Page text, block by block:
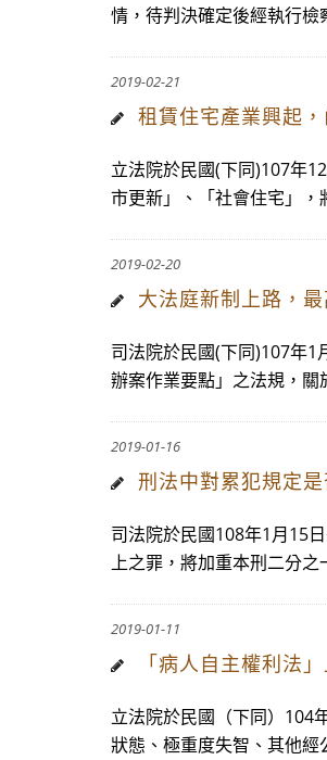
情，待判決確定後經執行檢
2019-02-21
租賃住宅產業興起
立法院於民國(下同)107年
市更新」、「社會住宅」，
2019-02-20
大法庭新制上路，
司法院於民國(下同)107年
辦案作業要點」之法規，關
2019-01-16
刑法中對累犯規定是
司法院於民國108年1月15
上之罪，將加重本刑二分之
2019-01-11
「病人自主權利法
立法院於民國（下同）104
狀態、極重度失智、其他經